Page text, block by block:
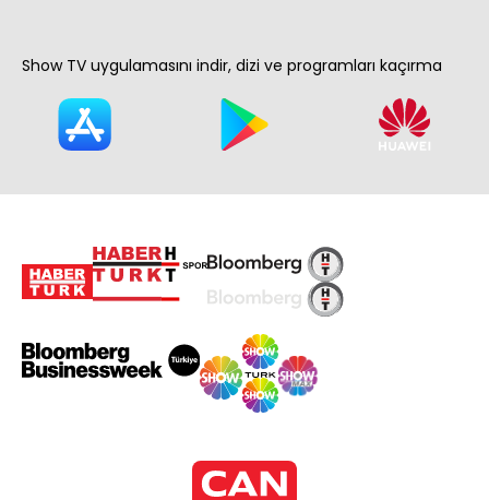
Show TV uygulamasını indir, dizi ve programları kaçırma